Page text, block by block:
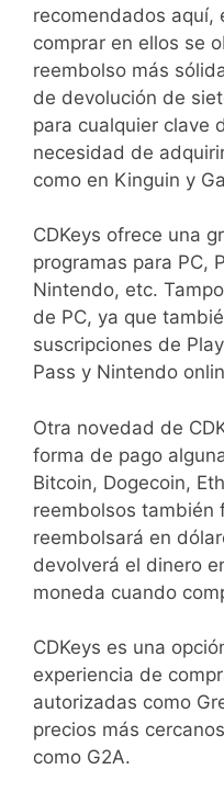
recomendados aquí,
comprar en ellos se
reembolso más
de devolución de
para cualquier clave
necesidad de
como en Kinguin y
CDKeys ofrece una
programas para PC,
Nintendo, etc.
de PC, ya que
suscripciones de
Pass y Nintendo
Otra novedad de
forma de pago
Bitcoin, Dogecoin,
reembolsos también
reembolsará en
devolverá el dinero
moneda cuando
CDKeys es una
experiencia de
autorizadas como
precios más
como G2A.